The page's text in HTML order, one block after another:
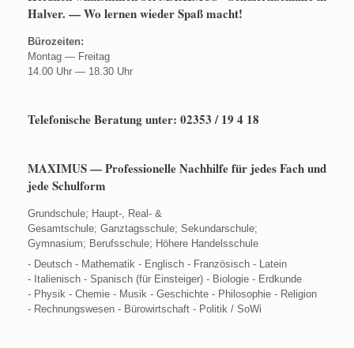
Halver. — Wo lernen wieder Spaß macht!
Bürozeiten:
Montag — Freitag
14.00 Uhr — 18.30 Uhr
Telefonische Beratung unter: 02353 / 19 4 18
MAXIMUS — Professionelle Nachhilfe für jedes Fach und
jede Schulform
Grundschule; Haupt-, Real- &
Gesamtschule; Ganztagsschule; Sekundarschule;
Gymnasium; Berufsschule; Höhere Handelsschule
- Deutsch - Mathematik - Englisch - Französisch - Latein
- Italienisch - Spanisch (für Einsteiger) - Biologie - Erdkunde
- Physik - Chemie - Musik - Geschichte - Philosophie - Religion
- Rechnungswesen - Bürowirtschaft - Politik / SoWi